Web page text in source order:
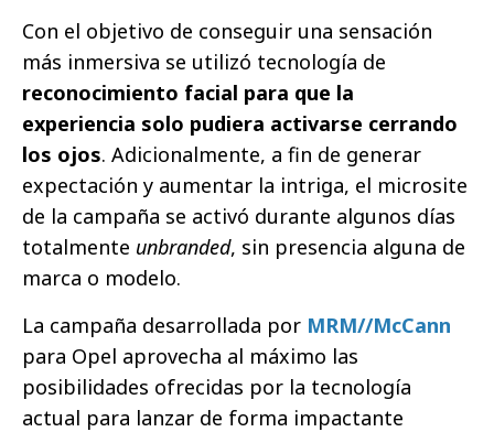
Con el objetivo de conseguir una sensación
más inmersiva se utilizó tecnología de
reconocimiento facial para que la
experiencia solo pudiera activarse cerrando
los ojos. Adicionalmente, a fin de generar
expectación y aumentar la intriga, el microsite
de la campaña se activó durante algunos días
totalmente unbranded, sin presencia alguna de
marca o modelo.
La campaña desarrollada por MRM//McCann
para Opel aprovecha al máximo las
posibilidades ofrecidas por la tecnología
actual para lanzar de forma impactante